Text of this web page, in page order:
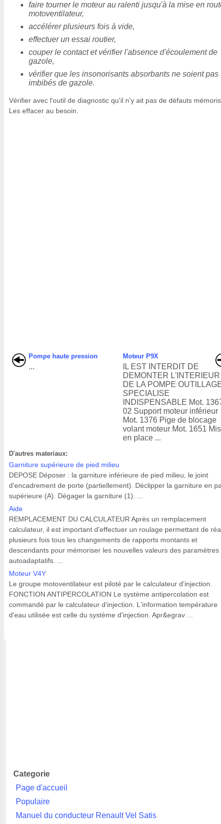
faire tourner le moteur au ralenti jusqu'à la mise en
motoventilateur,
accélérer plusieurs fois à vide,
effectuer un essai routier,
couper le contact et vérifier l'absence d'écoulement de
gazole,
vérifier que les insonorisants absorbants ne soient pas
imbibés de gazole.
Vérifier avec l'outil de diagnostic qu'il n'y ait pas de défauts
Les effacer au besoin.
Pompe haute pression
...
Moteur P9X
IL EST INTERDIT DE
DEMONTER L'INTERIEUR
DE LA POMPE
SPECIALISE
INDISPENSABLE Mot.
02 Support moteur inférieur
Mot. 1376 Pige de blocage
volant moteur Mot. 1651
en place ...
D'autres materiaux:
Garniture supérieure de pied milieu
DEPOSE Déposer : la garniture inférieure de pied milieu, le joint
d'encadrement de porte (partiellement). Déclipper la garniture en
supérieure (A). Dégager la garniture (1). ...
Aide
REMPLACEMENT DU CALCULATEUR Après un remplacement
calculateur, il est important d'effectuer un roulage permettant de
plusieurs fois tous les changements de rapports montants et
descendants pour mémoriser les nouvelles valeurs des paramètres
autoadaptatifs. ...
Moteur V4Y
Le groupe motoventilateur est piloté par le calculateur d'injection.
FONCTION ANTIPERCOLATION Le système antipercolation est
commandé par le calculateur d'injection. L'information température
d'eau utilisée est celle du système d'injection. Apr&egrav ...
Categorie
Page d'accueil
Populaire
Manuel du conducteur Renault Vel Satis